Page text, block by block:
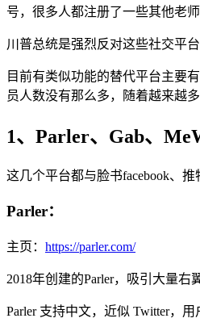
号，很多人都注册了一些其他老
川普总统是强烈反对这些社交平
目前有类似功能的替代平台主要
员人数没有那么多，随着越来越
1、Parler、Gab、
这几个平台都与脸书facebook、
Parler：
主页： https://parler.com/
2018年创建的Parler，吸引大量
Parler 支持中文，近似 Twitter，